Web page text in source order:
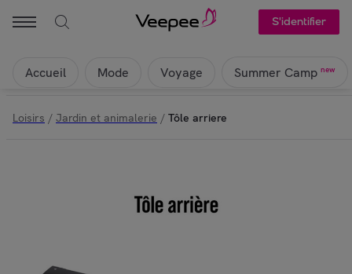
S'identifier
Accueil Mode Voyage Summer Camp new
Loisirs / Jardin et animalerie / Tôle arriere